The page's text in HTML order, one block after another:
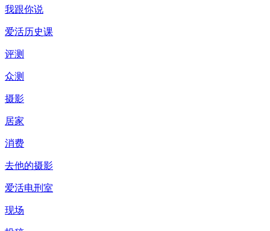
我跟你说
爱活历史课
评测
众测
摄影
居家
消费
去他的摄影
爱活电刑室
现场